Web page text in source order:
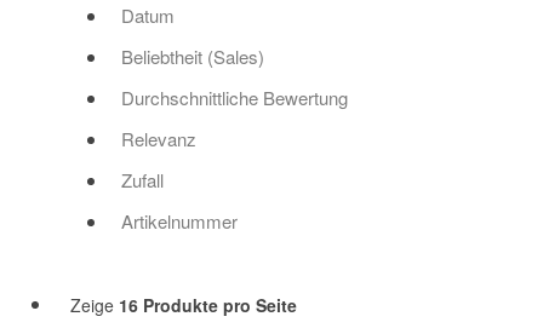
Datum
Beliebtheit (Sales)
Durchschnittliche Bewertung
Relevanz
Zufall
Artikelnummer
Zeige 16 Produkte pro Seite